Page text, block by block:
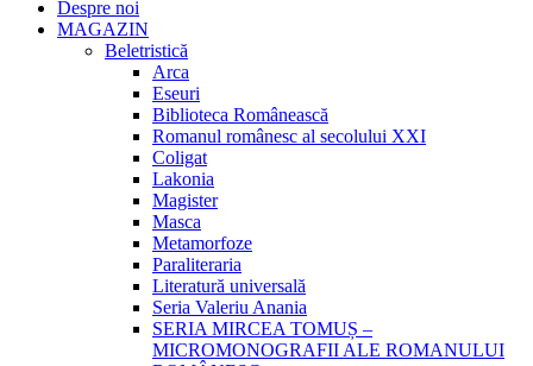
Despre noi
MAGAZIN
Beletristică
Arca
Eseuri
Biblioteca Românească
Romanul românesc al secolului XXI
Coligat
Lakonia
Magister
Masca
Metamorfoze
Paraliteraria
Literatură universală
Seria Valeriu Anania
SERIA MIRCEA TOMUȘ –
MICROMONOGRAFII ALE ROMANULUI